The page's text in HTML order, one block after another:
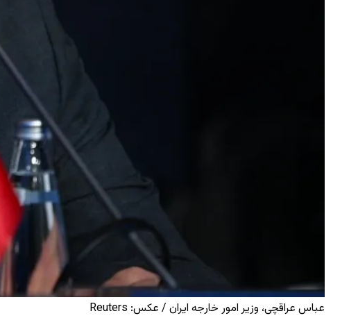
عباس عراقچی، وزیر امور خارجه ایران / عکس: Reuters